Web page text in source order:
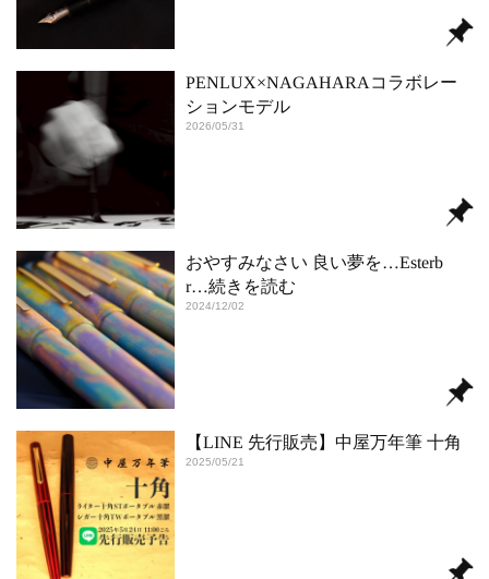
PENLUX×NAGAHARAコラボレー
ションモデル
2026/05/31
おやすみなさい 良い夢を…Esterb
r…続きを読む
2024/12/02
【LINE 先行販売】中屋万年筆 十角
2025/05/21